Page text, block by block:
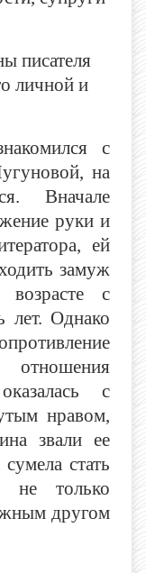
писателя
личной и
с
на
Вначале
руки и
ей
замуж
с
лет. Однако
с
нравом,
звали ее
стать
не только
другом